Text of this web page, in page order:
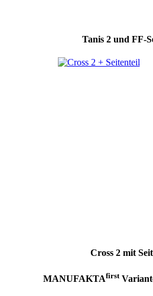
Tanis 2 und FF-
Cross 2 mit
MANUFAKTAfirst